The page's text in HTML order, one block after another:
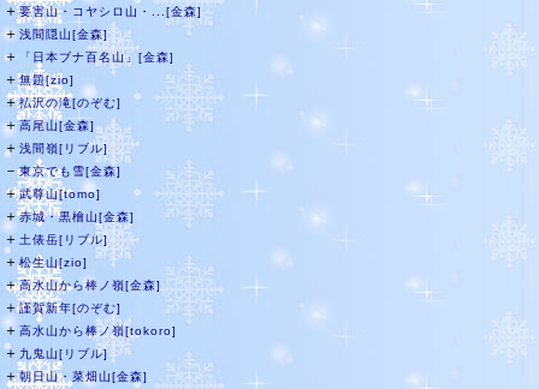
＋要害山・コヤシロ山・...[金森]
＋ 浅間隠山[金森]
＋ 「日本ブナ百名山」[金森]
＋無題[zio]
＋払沢の滝[のぞむ]
＋高尾山[金森]
＋ 浅間嶺[リブル]
－東京でも雪[金森]
＋武尊山[tomo]
＋赤城・黒檜山[金森]
＋ 土俵岳[リブル]
＋松生山[zio]
＋高水山から棒ノ嶺[金森]
＋謹賀新年[のぞむ]
＋ 高水山から棒ノ嶺[tokoro]
＋ 九鬼山[リブル]
＋朝日山・菜畑山[金森]